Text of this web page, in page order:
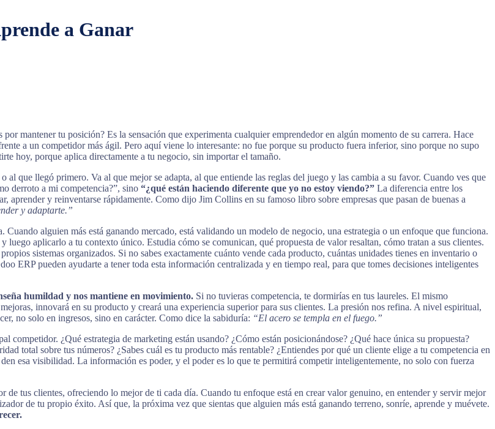
a Ganar
mantener tu posición? Es la sensación que experimenta cualquier emprendedor en algún momento de su carrera. Hace
a un competidor más ágil. Pero aquí viene lo interesante: no fue porque su producto fuera inferior, sino porque no supo
hoy, porque aplica directamente a tu negocio, sin importar el tamaño.
que llegó primero. Va al que mejor se adapta, al que entiende las reglas del juego y las cambia a su favor. Cuando ves que
derroto a mi competencia?”, sino “¿qué están haciendo diferente que yo no estoy viendo?” La diferencia entre los
aprender y reinventarse rápidamente. Como dijo Jim Collins en su famoso libro sobre empresas que pasan de buenas a
y adaptarte.”
alguien más está ganando mercado, está validando un modelo de negocio, una estrategia o un enfoque que funciona.
y luego aplicarlo a tu contexto único. Estudia cómo se comunican, qué propuesta de valor resaltan, cómo tratan a sus clientes.
sistemas organizados. Si no sabes exactamente cuánto vende cada producto, cuántas unidades tienes en inventario o
ERP pueden ayudarte a tener toda esta información centralizada y en tiempo real, para que tomes decisiones inteligentes
humildad y nos mantiene en movimiento. Si no tuvieras competencia, te dormirías en tus laureles. El mismo
innovará en su producto y creará una experiencia superior para sus clientes. La presión nos refina. A nivel espiritual,
no solo en ingresos, sino en carácter. Como dice la sabiduría: “El acero se templa en el fuego.”
competidor. ¿Qué estrategia de marketing están usando? ¿Cómo están posicionándose? ¿Qué hace única su propuesta?
total sobre tus números? ¿Sabes cuál es tu producto más rentable? ¿Entiendes por qué un cliente elige a tu competencia en
esa visibilidad. La información es poder, y el poder es lo que te permitirá competir inteligentemente, no solo con fuerza
de tus clientes, ofreciendo lo mejor de ti cada día. Cuando tu enfoque está en crear valor genuino, en entender y servir mejor
de tu propio éxito. Así que, la próxima vez que sientas que alguien más está ganando terreno, sonríe, aprende y muévete.